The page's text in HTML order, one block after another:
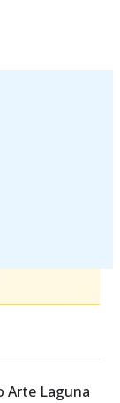
Arte Laguna